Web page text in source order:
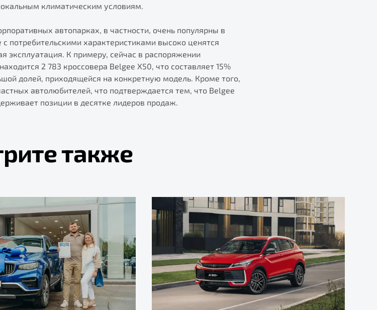
климатическим условиям.
автопарках, в частности, очень популярны в
потребительскими характеристиками высоко ценятся
эксплуатация. К примеру, сейчас в распоряжении
2 783 кроссовера Belgee X50, что составляет 15%
долей, приходящейся на конкретную модель. Кроме того,
автолюбителей, что подтверждается тем, что Belgee
позиции в десятке лидеров продаж.
также